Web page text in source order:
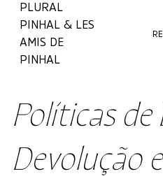
PLURAL
PINHAL & LES
AMIS DE
PINHAL
Políticas de
Devolução e